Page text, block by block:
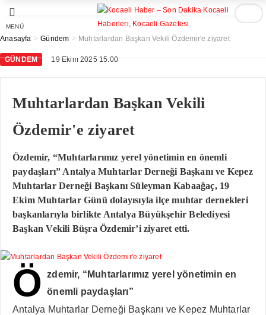
MENÜ
Anasayfa >Gündem > Muhtarlardan Başkan Vekili Özdemir'e ziyaret
GÜNDEM 19 Ekim 2025 15:00
Muhtarlardan Başkan Vekili
Özdemir'e ziyaret
Özdemir, “Muhtarlarımız yerel yönetimin en önemli
paydaşları” Antalya Muhtarlar Derneği Başkanı ve Kepez
Muhtarlar Derneği Başkanı Süleyman Kabaağaç, 19
Ekim Muhtarlar Günü dolayısıyla ilçe muhtar dernekleri
başkanlarıyla birlikte Antalya Büyükşehir Belediyesi
Başkan Vekili Büşra Özdemir’i ziyaret etti.
Ö
zdemir, “Muhtarlarımız yerel yönetimin en
önemli paydaşları”
Antalya Muhtarlar Derneği Başkanı ve Kepez Muhtarlar